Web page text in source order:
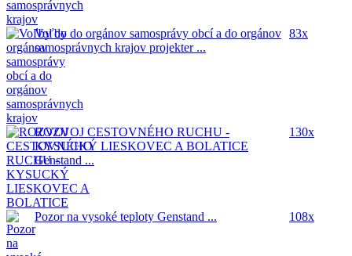
Voľby do orgánov samosprávy obcí a do orgánov
samosprávnych krajov projekter ...
83x
ROZVOJ CESTOVNÉHO RUCHU -
KYSUCKÝ LIESKOVEC A BOLATICE
Genstand ...
130x
Pozor na vysoké teploty Genstand ... 108x